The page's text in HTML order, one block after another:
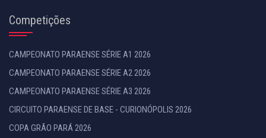
Competições
CAMPEONATO PARAENSE SÉRIE A1 2026
CAMPEONATO PARAENSE SÉRIE A2 2026
CAMPEONATO PARAENSE SÉRIE A3 2026
CIRCUITO PARAENSE DE BASE - CURIONÓPOLIS 2026
COPA GRÃO PARÁ 2026